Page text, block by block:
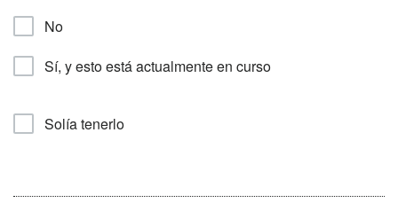
No
Sí, y esto está actualmente en curso
Solía tenerlo